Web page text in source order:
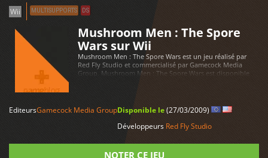
Wii MULTISUPPORTS DS
Mushroom Men : The Spore
Wars sur Wii
Mushroom Men : The Spore Wars est un jeu réalisé par
Red Fly Studio et commercialisé par Gamecock Media
Group. Mushroom Men : The Spore Wars est disponible
EditeursGamecock Media GroupDisponible le(27/03/2009)
Développeurs Red Fly Studio
NOTER CE JEU